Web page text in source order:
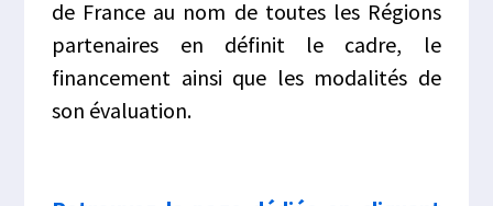
de France au nom de toutes les Régions
partenaires en définit le cadre, le
financement ainsi que les modalités de
son évaluation.